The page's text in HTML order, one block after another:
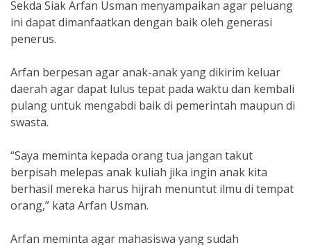
Sekda Siak Arfan Usman menyampaikan agar peluang
ini dapat dimanfaatkan dengan baik oleh generasi
penerus.
Arfan berpesan agar anak-anak yang dikirim keluar
daerah agar dapat lulus tepat pada waktu dan kembali
pulang untuk mengabdi baik di pemerintah maupun di
swasta.
“Saya meminta kepada orang tua jangan takut
berpisah melepas anak kuliah jika ingin anak kita
berhasil mereka harus hijrah menuntut ilmu di tempat
orang,” kata Arfan Usman.
Arfan meminta agar mahasiswa yang sudah